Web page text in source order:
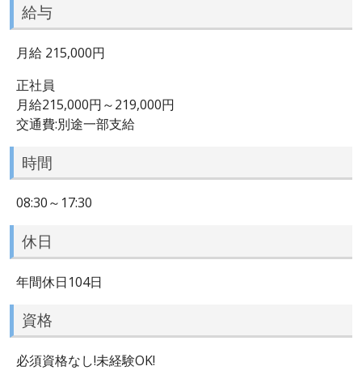
給与
月給 215,000円
正社員
月給215,000円～219,000円
交通費:別途一部支給
時間
08:30～17:30
休日
年間休日104日
資格
必須資格なし!未経験OK!